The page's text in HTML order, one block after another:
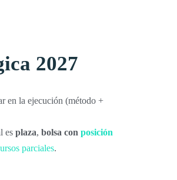
2027
en la ejecución (método +
es plaza, bolsa con posición
parciales.